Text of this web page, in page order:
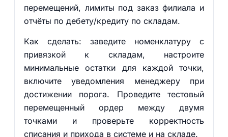
перемещений, лимиты под заказ филиала и
отчёты по дебету/кредиту по складам.
Как сделать: заведите номенклатуру с
привязкой к складам, настроите
минимальные остатки для каждой точки,
включите уведомления менеджеру при
достижении порога. Проведите тестовый
перемещенный ордер между двумя
точками и проверьте корректность
списания и прихода в системе и на складе.